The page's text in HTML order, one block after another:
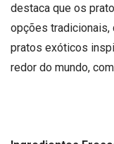
destaca que os
opções tradicionais,
pratos exóticos
redor do mundo,